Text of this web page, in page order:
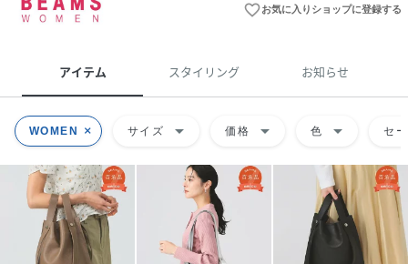
favorite_borderお気に入りショップに登録する
アイテム スタイリング お知らせ
WOMEN サイズ arrow_drop_down 価格 arrow_drop_down 色 arrow_drop_down セ